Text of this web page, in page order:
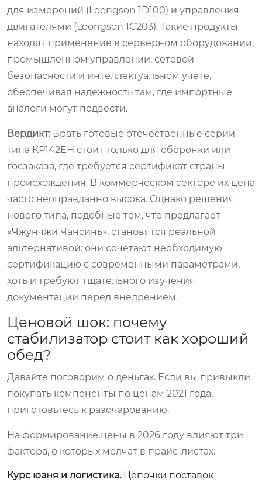
для измерений (Loongson 1D100) и управления
двигателями (Loongson 1C203). Такие продукты
находят применение в серверном оборудовании,
промышленном управлении, сетевой
безопасности и интеллектуальном учёте,
обеспечивая надежность там, где импортные
аналоги могут подвести.
Вердикт: Брать готовые отечественные серии
типа КР142ЕН стоит только для оборонки или
госзаказа, где требуется сертификат страны
происхождения. В коммерческом секторе их цена
часто неоправданно высока. Однако решения
нового типа, подобные тем, что предлагает
«Чжунчжи Чансинь», становятся реальной
альтернативой: они сочетают необходимую
сертификацию с современными параметрами,
хоть и требуют тщательного изучения
документации перед внедрением.
Ценовой шок: почему
стабилизатор стоит как хороший
обед?
Давайте поговорим о деньгах. Если вы привыкли
покупать компоненты по ценам 2021 года,
приготовьтесь к разочарованию.
На формирование цены в 2026 году влияют три
фактора, о которых молчат в прайс-листах:
Курс юаня и логистика.Цепочки поставок